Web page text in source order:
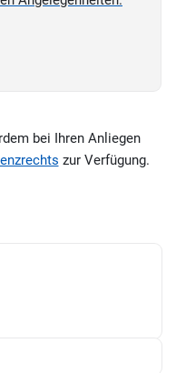
bei Ihren Anliegen
zur Verfügung.